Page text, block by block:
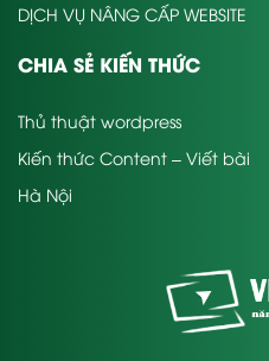
DỊCH VỤ NÂNG CẤP WEBSITE
CHIA SẺ KIẾN THỨC
Thủ thuật wordpress
Kiến thức Content – Viết bài
Hà Nội